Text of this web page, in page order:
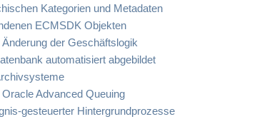
Kategorien und Metadaten
ECMSDK Objekten
der Geschäftslogik
automatisiert abgebildet
Advanced Queuing
gesteuerter Hintergrundprozesse